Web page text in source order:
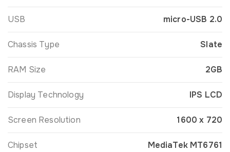
USB micro-USB 2.0
Chassis Type Slate
RAM Size 2GB
Display Technology IPS LCD
Screen Resolution 1600 x 720
Chipset MediaTek MT6761